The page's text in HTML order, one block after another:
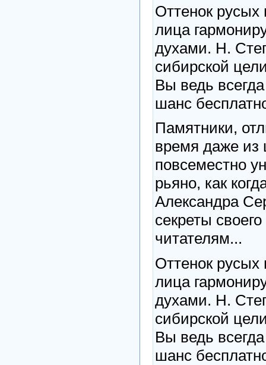
Оттенок русых
лица
духами. Н.
сибирской
Вы ведь
шанс
Памятники,
время даже из
повсеместно
рьяно, как
Александра
секреты
читателям...
Оттенок русых
лица
духами. Н.
сибирской
Вы ведь
шанс